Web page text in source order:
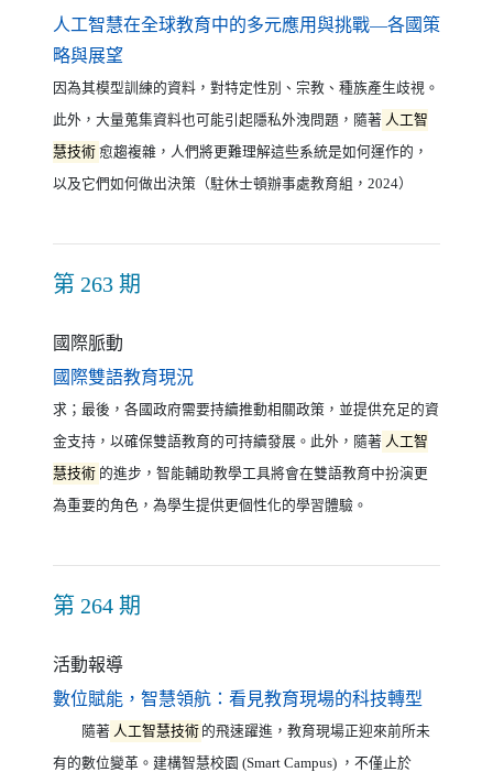
人工智慧在全球教育中的多元應用與挑戰—各國策
略與展望（另開新視窗）
因為其模型訓練的資料，對特定性別、宗教、種族產生歧視。
此外，大量蒐集資料也可能引起隱私外洩問題，隨著 人工智
慧技術 愈趨複雜，人們將更難理解這些系統是如何運作的，
以及它們如何做出決策（駐休士頓辦事處教育組，2024）
第 263 期
國際脈動
國際雙語教育現況
求；最後，各國政府需要持續推動相關政策，並提供充足的資
金支持，以確保雙語教育的可持續發展。此外，隨著 人工智
慧技術 的進步，智能輔助教學工具將會在雙語教育中扮演更
為重要的角色，為學生提供更個性化的學習體驗。
第 264 期
活動報導
數位賦能，智慧領航：看見教育現場的科技轉型
隨著 人工智慧技術 的飛速躍進，教育現場正迎來前所未
有的數位變革。建構智慧校園 (Smart Campus) ，不僅止於